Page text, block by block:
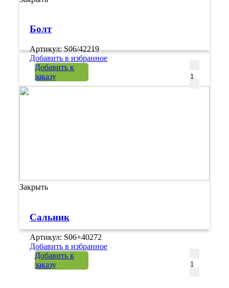
Болт
Артикул: S06/42219
Добавить в избранное
Добавить к
заказу
Закрыть
Сальник
Артикул: S06+40272
Добавить в избранное
Добавить к
заказу